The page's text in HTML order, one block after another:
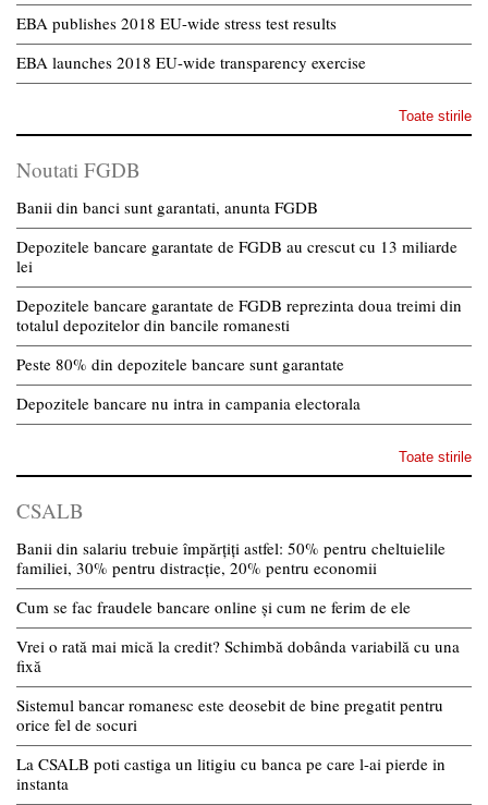
EBA publishes 2018 EU-wide stress test results
EBA launches 2018 EU-wide transparency exercise
Toate stirile
Noutati FGDB
Banii din banci sunt garantati, anunta FGDB
Depozitele bancare garantate de FGDB au crescut cu 13 miliarde
lei
Depozitele bancare garantate de FGDB reprezinta doua treimi din
totalul depozitelor din bancile romanesti
Peste 80% din depozitele bancare sunt garantate
Depozitele bancare nu intra in campania electorala
Toate stirile
CSALB
Banii din salariu trebuie împărțiți astfel: 50% pentru cheltuielile
familiei, 30% pentru distracție, 20% pentru economii
Cum se fac fraudele bancare online și cum ne ferim de ele
Vrei o rată mai mică la credit? Schimbă dobânda variabilă cu una
fixă
Sistemul bancar romanesc este deosebit de bine pregatit pentru
orice fel de socuri
La CSALB poti castiga un litigiu cu banca pe care l-ai pierde in
instanta